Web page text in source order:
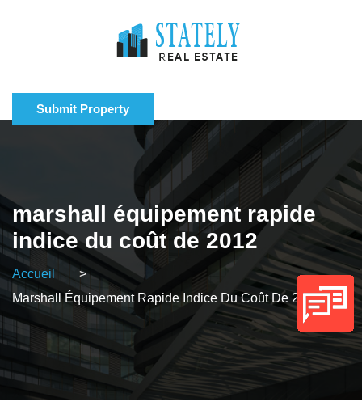
Submit Property
marshall équipement rapide
indice du coût de 2012
Accueil
>
Marshall Équipement Rapide Indice Du Coût De 2012